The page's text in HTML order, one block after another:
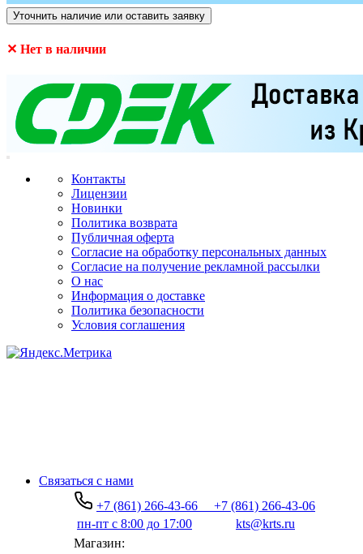
Уточнить наличие или оставить заявку
✕ Нет в наличии
Контакты
Лицензии
Новинки
Политика возврата
Публичная оферта
Согласие на обработку персональных данных
Согласие на получение рекламной рассылки
О нас
Информация о доставке
Политика безопасности
Условия соглашения
Связаться с нами
+7 (861) 266-43-66
+7 (861) 266-43-06
пн-пт с 8:00 до 17:00
kts@krts.ru
Магазин: